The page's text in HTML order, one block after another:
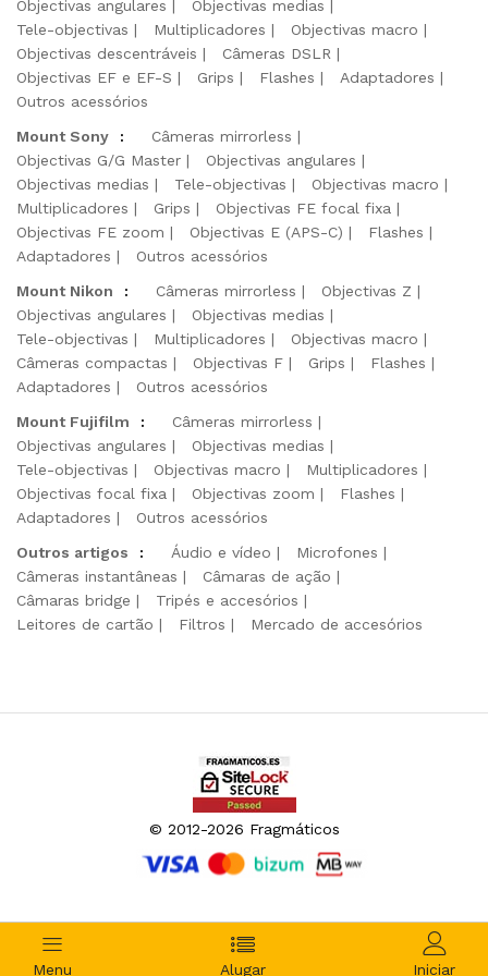
Menu Alugar Iniciar
Objectivas angulares
Objectivas medias
Tele-objectivas
Multiplicadores
Objectivas macro
Objectivas descentráveis
Câmeras DSLR
Objectivas EF e EF-S
Grips Flashes
Adaptadores
Outros acessórios
Mount Sony
:
Câmeras mirrorless
Objectivas G/G Master
Objectivas angulares
Objectivas medias
Tele-objectivas
Objectivas macro
Multiplicadores
Grips
Objectivas FE focal fixa
Objectivas FE zoom
Objectivas E (APS-C)
Flashes
Adaptadores
Outros acessórios
Mount Nikon
: Câmeras mirrorless
Objectivas Z
Objectivas angulares
Objectivas medias
Tele-objectivas
Multiplicadores
Objectivas macro
Câmeras compactas
Objectivas F Grips
Flashes
Adaptadores
Outros acessórios
Mount Fujifilm
:
Câmeras mirrorless
Objectivas angulares
Objectivas medias
Tele-objectivas
Objectivas macro
Multiplicadores
Objectivas focal fixa
Objectivas zoom
Flashes
Adaptadores
Outros acessórios
Outros artigos
: Áudio e vídeo
Microfones
Câmeras instantâneas
Câmaras de ação
Câmaras bridge
Tripés e accesórios
Leitores de cartão
Filtros Mercado de accesórios
© 2012-2026 Fragmáticos